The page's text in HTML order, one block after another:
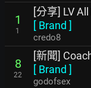
1
1
[分享] LV
[ Brand ]
credo8
8
22
[新聞]
[ Brand ]
godofsex